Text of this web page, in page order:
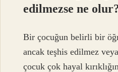
edilmezse ne
Bir çocuğun belirli bir
ancak teşhis edilmez
çocuk çok hayal